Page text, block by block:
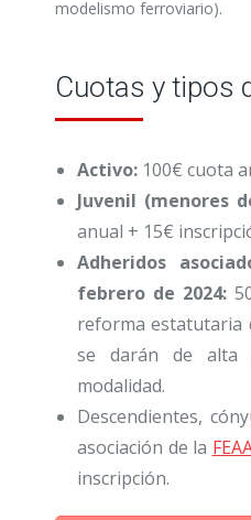
modelismo ferroviario).
Cuotas y tipos
Activo: 100€ cuota
Juvenil (menores
anual + 15€
Adheridos
febrero de 2024:
reforma estatutaria
se darán de alta
modalidad.
Descendientes,
asociación de la
inscripción.